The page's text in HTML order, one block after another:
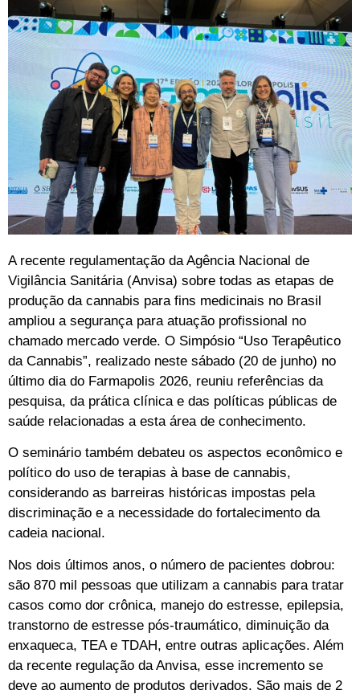
A recente regulamentação da Agência Nacional de
Vigilância Sanitária (Anvisa) sobre todas as etapas de
produção da cannabis para fins medicinais no Brasil
ampliou a segurança para atuação profissional no
chamado mercado verde. O Simpósio “Uso Terapêutico
da Cannabis”, realizado neste sábado (20 de junho) no
último dia do Farmapolis 2026, reuniu referências da
pesquisa, da prática clínica e das políticas públicas de
saúde relacionadas a esta área de conhecimento.
O seminário também debateu os aspectos econômico e
político do uso de terapias à base de cannabis,
considerando as barreiras históricas impostas pela
discriminação e a necessidade do fortalecimento da
cadeia nacional.
Nos dois últimos anos, o número de pacientes dobrou:
são 870 mil pessoas que utilizam a cannabis para tratar
casos como dor crônica, manejo do estresse, epilepsia,
transtorno de estresse pós-traumático, diminuição da
enxaqueca, TEA e TDAH, entre outras aplicações. Além
da recente regulação da Anvisa, esse incremento se
deve ao aumento de produtos derivados. São mais de 2